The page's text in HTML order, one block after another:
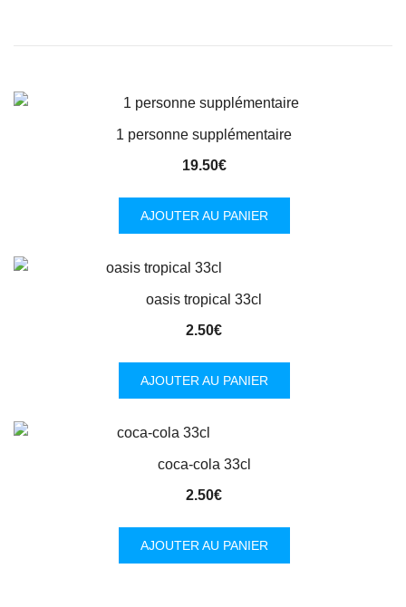
1 personne supplémentaire
19.50€
AJOUTER AU PANIER
oasis tropical 33cl
2.50€
AJOUTER AU PANIER
coca-cola 33cl
2.50€
AJOUTER AU PANIER